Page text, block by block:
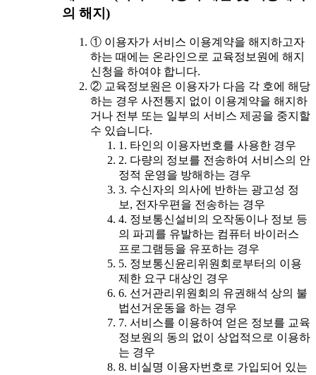
의 해지)
① 이용자가 서비스 이용계약을 해지하고자
하는 때에는 온라인으로 교육정보원에 해지
신청을 하여야 합니다.
② 교육정보원은 이용자가 다음 각 호에 해당
하는 경우 사전통지 없이 이용계약을 해지하
거나 전부 또는 일부의 서비스 제공을 중지할
수 있습니다.
1. 타인의 이용자번호를 사용한 경우
2. 다량의 정보를 전송하여 서비스의 안
정적 운영을 방해하는 경우
3. 수신자의 의사에 반하는 광고성 정
보, 전자우편을 전송하는 경우
4. 정보통신설비의 오작동이나 정보 등
의 파괴를 유발하는 컴퓨터 바이러스
프로그램등을 유포하는 경우
5. 정보통신윤리위원회로부터의 이용
제한 요구 대상인 경우
6. 선거관리위원회의 유권해석 상의 불
법선거운동을 하는 경우
7. 서비스를 이용하여 얻은 정보를 교육
정보원의 동의 없이 상업적으로 이용하
는 경우
8. 비실명 이용자번호로 가입되어 있는